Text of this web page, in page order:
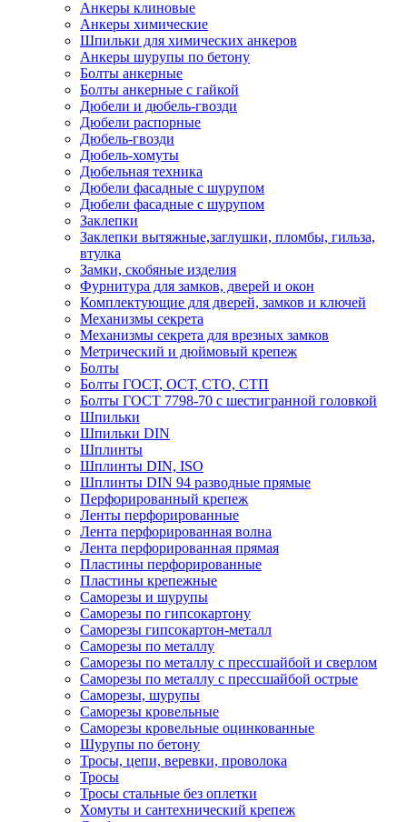
Анкеры клиновые
Анкеры химические
Шпильки для химических анкеров
Анкеры шурупы по бетону
Болты анкерные
Болты анкерные с гайкой
Дюбели и дюбель-гвозди
Дюбели распорные
Дюбель-гвозди
Дюбель-хомуты
Дюбельная техника
Дюбели фасадные с шурупом
Дюбели фасадные с шурупом
Заклепки
Заклепки вытяжные,заглушки, пломбы, гильза,
втулка
Замки, скобяные изделия
Фурнитура для замков, дверей и окон
Комплектующие для дверей, замков и ключей
Механизмы секрета
Механизмы секрета для врезных замков
Метрический и дюймовый крепеж
Болты
Болты ГОСТ, ОСТ, СТО, СТП
Болты ГОСТ 7798-70 с шестигранной головкой
Шпильки
Шпильки DIN
Шплинты
Шплинты DIN, ISO
Шплинты DIN 94 разводные прямые
Перфорированный крепеж
Ленты перфорированные
Лента перфорированная волна
Лента перфорированная прямая
Пластины перфорированные
Пластины крепежные
Саморезы и шурупы
Саморезы по гипсокартону
Саморезы гипсокартон-металл
Саморезы по металлу
Саморезы по металлу с прессшайбой и сверлом
Саморезы по металлу с прессшайбой острые
Саморезы, шурупы
Саморезы кровельные
Саморезы кровельные оцинкованные
Шурупы по бетону
Тросы, цепи, веревки, проволока
Тросы
Тросы стальные без оплетки
Хомуты и сантехнический крепеж